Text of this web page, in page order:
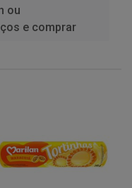
ou
e comprar